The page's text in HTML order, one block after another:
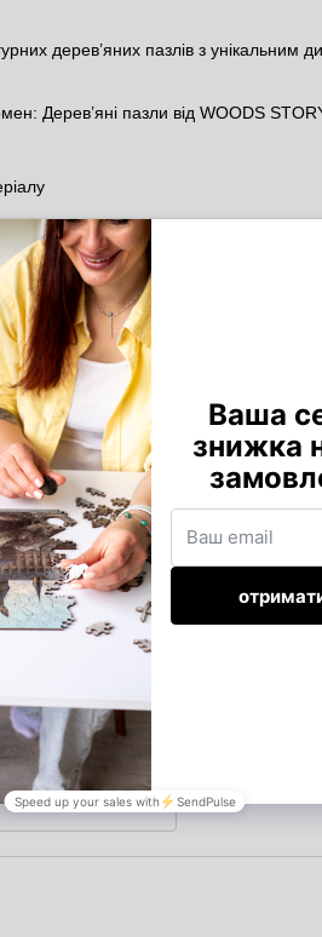
дерев’яних пазлів з
Дерев’яні пазли від WOODS
деталей
історії. Зібрати пазл із Суперменом
роботи, створений з любов’ю в Україні.
гру, мистецтво і фанатську
дивися Супермена з новим